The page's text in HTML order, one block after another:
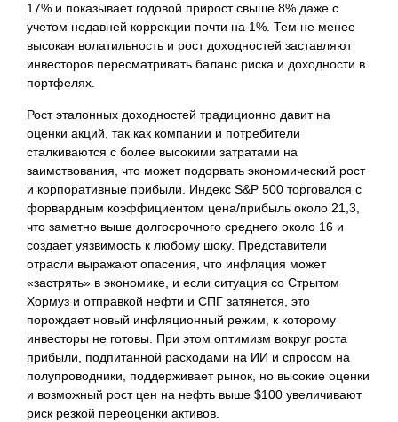
17% и показывает годовой прирост свыше 8% даже с
учетом недавней коррекции почти на 1%. Тем не менее
высокая волатильность и рост доходностей заставляют
инвесторов пересматривать баланс риска и доходности в
портфелях.
Рост эталонных доходностей традиционно давит на
оценки акций, так как компании и потребители
сталкиваются с более высокими затратами на
заимствования, что может подорвать экономический рост
и корпоративные прибыли. Индекс S&P 500 торговался с
форвардным коэффициентом цена/прибыль около 21,3,
что заметно выше долгосрочного среднего около 16 и
создает уязвимость к любому шоку. Представители
отрасли выражают опасения, что инфляция может
«застрять» в экономике, и если ситуация со Стрытом
Хормуз и отправкой нефти и СПГ затянется, это
порождает новый инфляционный режим, к которому
инвесторы не готовы. При этом оптимизм вокруг роста
прибыли, подпитанной расходами на ИИ и спросом на
полупроводники, поддерживает рынок, но высокие оценки
и возможный рост цен на нефть выше $100 увеличивают
риск резкой переоценки активов.